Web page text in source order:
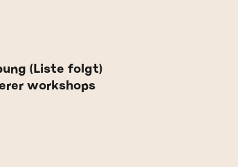
(Liste folgt)
workshops